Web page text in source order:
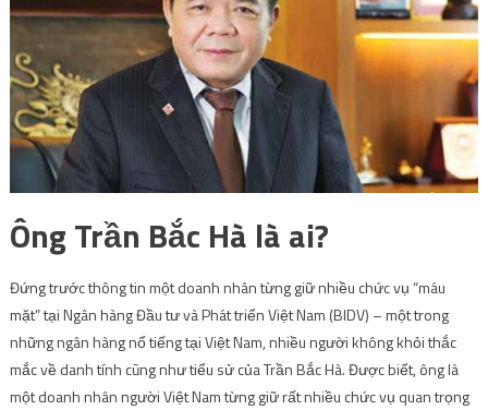
Ông Trần Bắc Hà là ai?
Đứng trước thông tin một doanh nhân từng giữ nhiều chức vụ “máu
mặt” tại Ngân hàng Đầu tư và Phát triển Việt Nam (BIDV) – một trong
những ngân hàng nổ tiếng tại Việt Nam, nhiều người không khỏi thắc
mắc về danh tính cũng như tiểu sử của Trần Bắc Hà. Được biết, ông là
một doanh nhân người Việt Nam từng giữ rất nhiều chức vụ quan trọng